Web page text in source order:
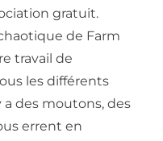
gratuit.
de Farm
travail de
les différents
des moutons, des
errent en